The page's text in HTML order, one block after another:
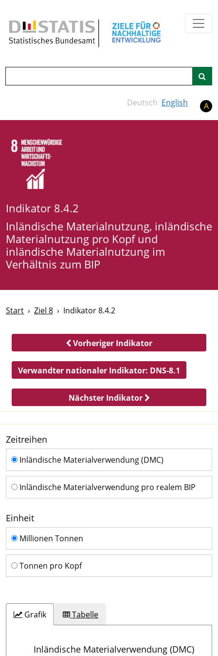
Deutsch English A
Indikator 8.4.2
Inländische Materialnutzung, inländische
Materialnutzung pro Kopf und
inländische Materialnutzung im
Verhältnis zum BIP
Start Ziel 8 Indikator 8.4.2
Vorheriger Indikator
Verwandter nationaler Indikator: DNS-8.1
Nächster Indikator
Zeitreihen
Zeitreihen
Inländische Materialverwendung (DMC)
Inländische Materialverwendung pro realem BIP
Einheit
Einheit
Millionen Tonnen
Tonnen pro Kopf
Grafik Tabelle
Inländische Materialverwendung (DMC)